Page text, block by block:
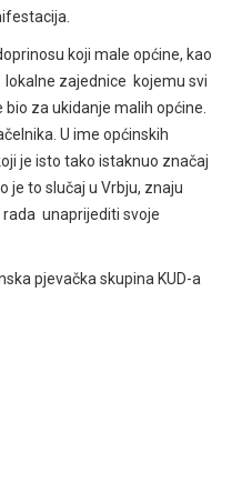
koji male općine, kao
zajednice kojemu svi
za ukidanje malih općine.
U ime općinskih
je isto tako istaknuo značaj
je to slučaj u Vrbju, znaju
unaprijediti svoje
pjevačka skupina KUD-a